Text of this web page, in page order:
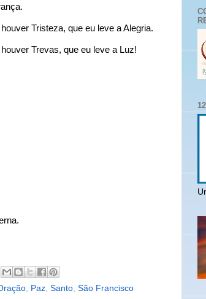
Tristeza, que eu leve a Alegria.
Trevas, que eu leve a Luz!
Paz Santo São Francisco